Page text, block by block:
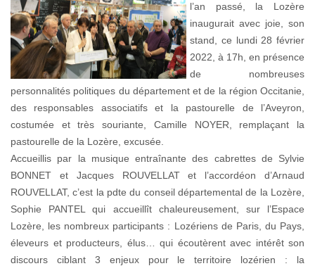
l’an passé, la Lozère
inaugurait avec joie, son
stand, ce lundi 28 février
2022, à 17h, en présence
de nombreuses
personnalités politiques du département et de la région Occitanie,
des responsables associatifs et la pastourelle de l’Aveyron,
costumée et très souriante, Camille NOYER, remplaçant la
pastourelle de la Lozère, excusée.
Accueillis par la musique entraînante des cabrettes de Sylvie
BONNET et Jacques ROUVELLAT et l’accordéon d’Arnaud
ROUVELLAT, c’est la pdte du conseil départemental de la Lozère,
Sophie PANTEL qui accueillît chaleureusement, sur l’Espace
Lozère, les nombreux participants : Lozériens de Paris, du Pays,
éleveurs et producteurs, élus… qui écoutèrent avec intérêt son
discours ciblant 3 enjeux pour le territoire lozérien : la